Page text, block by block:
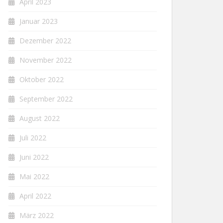
Januar 2023
Dezember 2022
November 2022
Oktober 2022
September 2022
August 2022
Juli 2022
Juni 2022
Mai 2022
April 2022
März 2022